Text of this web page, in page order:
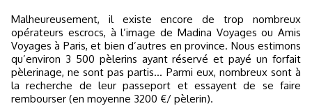
Malheureusement, il existe encore de trop nombreux
opérateurs escrocs, à l’image de Madina Voyages ou Amis
Voyages à Paris, et bien d’autres en province. Nous estimons
qu’environ 3 500 pèlerins ayant réservé et payé un forfait
pèlerinage, ne sont pas partis… Parmi eux, nombreux sont à
la recherche de leur passeport et essayent de se faire
rembourser (en moyenne 3200 €/ pèlerin).